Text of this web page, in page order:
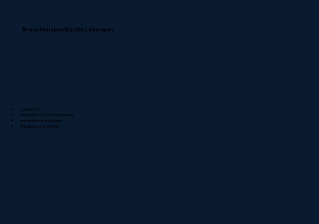
Branchenspezifische Lösungen
Zahnärzte
Heilpraktiker & Naturheilpraxen
Immobilienverwaltungen
Metallbauunternehmen